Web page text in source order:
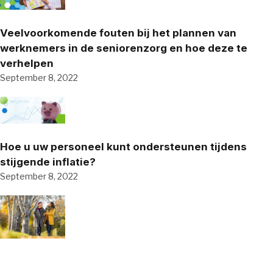
Veelvoorkomende fouten bij het plannen van
werknemers in de seniorenzorg en hoe deze te
verhelpen
September 8, 2022
Hoe u uw personeel kunt ondersteunen tijdens
stijgende inflatie?
September 8, 2022